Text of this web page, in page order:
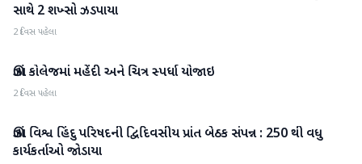
સાથે 2 શખ્સો ઝડપાયા
2 દિવસ પહેલા
મહેસાણા
ઊંઝા કોલેજમાં મહેંદી અને ચિત્ર સ્પર્ધા યોજાઇ
2 દિવસ પહેલા
મહેસાણા
ઊંઝા વિશ્વ હિંદુ પરિષદની દ્વિદિવસીય પ્રાંત બેઠક સંપન્ન : 250 થી વધુ
કાર્યકર્તાઓ જોડાયા